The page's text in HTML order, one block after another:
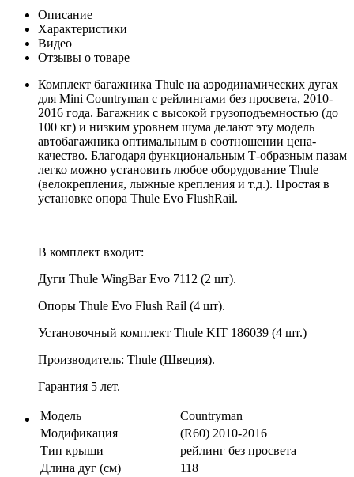
Описание
Характеристики
Видео
Отзывы о товаре
Комплект багажника Thule на аэродинамических дугах
для Mini Countryman с рейлингами без просвета, 2010-
2016 года. Багажник с высокой грузоподъемностью (до
100 кг) и низким уровнем шума делают эту модель
автобагажника оптимальным в соотношении цена-
качество. Благодаря функциональным Т-образным пазам
легко можно установить любое оборудование Thule
(велокрепления, лыжные крепления и т.д.). Простая в
установке опора Thule Evo FlushRail.
В комплект входит:
Дуги Thule WingBar Evo 7112 (2 шт).
Опоры Thule Evo Flush Rail (4 шт).
Установочный комплект Thule KIT 186039 (4 шт.)
Производитель: Thule (Швеция).
Гарантия 5 лет.
Модель
Countryman
Модификация
(R60) 2010-2016
Тип крыши
рейлинг без просвета
Длина дуг (см)
118